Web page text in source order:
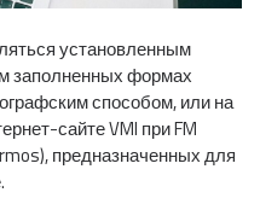
установленным
заполненных формах
способом, или на
сайте VMI при FM
предназначенных для